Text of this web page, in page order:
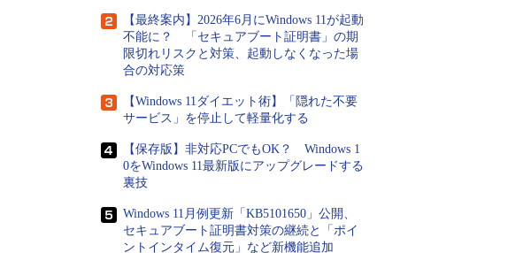
【最終案内】2026年6月にWindows 11が起動
不能に？ 「セキュアブート証明書」の期
限切れリスクと対策、起動しなくなった場
合の対応策
【Windows 11ダイエット術】「隠れた不要
サービス」を停止して軽量化する
【保存版】非対応PCでもOK？ Windows 1
0をWindows 11最新版にアップグレードする
裏技
Windows 11月例更新「KB5101650」公開、
セキュアブート証明書対策の継続と「ポイ
ントインタイム復元」など新機能追加